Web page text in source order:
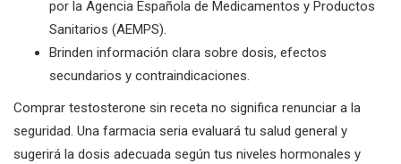
por la Agencia Española de Medicamentos y Productos
Sanitarios (AEMPS).
Brinden información clara sobre dosis, efectos
secundarios y contraindicaciones.
Comprar testosterone sin receta no significa renunciar a la
seguridad. Una farmacia seria evaluará tu salud general y
sugerirá la dosis adecuada según tus niveles hormonales y